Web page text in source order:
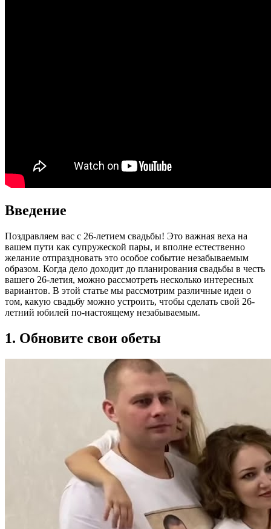
Введение
Поздравляем вас с 26-летием свадьбы! Это важная веха на
вашем пути как супружеской пары, и вполне естественно
желание отпраздновать это особое событие незабываемым
образом. Когда дело доходит до планирования свадьбы в честь
вашего 26-летия, можно рассмотреть несколько интересных
вариантов. В этой статье мы рассмотрим различные идеи о
том, какую свадьбу можно устроить, чтобы сделать свой 26-
летний юбилей по-настоящему незабываемым.
1. Обновите свои обеты